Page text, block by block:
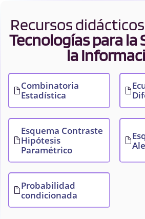
Recursos didácticos
Tecnologías para la
la
Combinatoria
Estadística
Esquema Contraste
Hipótesis
Paramétrico
Probabilidad
condicionada